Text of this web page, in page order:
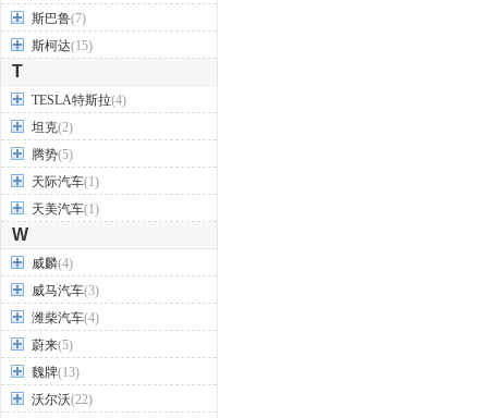
斯巴鲁(7)
斯柯达(15)
T
TESLA特斯拉(4)
坦克(2)
腾势(5)
天际汽车(1)
天美汽车(1)
W
威麟(4)
威马汽车(3)
潍柴汽车(4)
蔚来(5)
魏牌(13)
沃尔沃(22)